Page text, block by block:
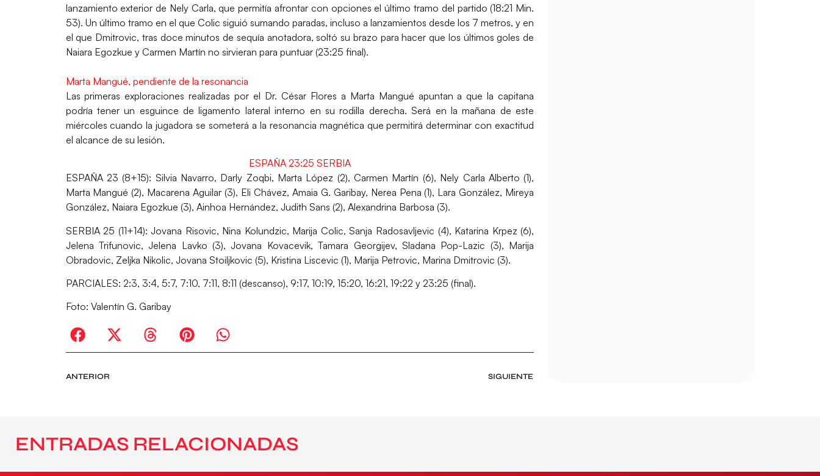
lanzamiento exterior de Nely Carla, que permitía afrontar con opciones el último tramo del partido (18:21 Min.
53). Un último tramo en el que Colic siguió sumando paradas, incluso a lanzamientos desde los 7 metros, y en
el que Dmitrovic, tras doce minutos de sequía anotadora, soltó su brazo para hacer que los últimos goles de
Naiara Egozkue y Carmen Martín no sirvieran para puntuar (23:25 final).
Marta Mangué, pendiente de la resonancia
Las primeras exploraciones realizadas por el Dr. César Flores a Marta Mangué apuntan a que la capitana
podría tener un esguince de ligamento lateral interno en su rodilla derecha. Será en la mañana de este
miércoles cuando la jugadora se someterá a la resonancia magnética que permitirá determinar con exactitud
el alcance de su lesión.
ESPAÑA 23:25 SERBIA
ESPAÑA 23 (8+15): Silvia Navarro, Darly Zoqbi, Marta López (2), Carmen Martín (6), Nely Carla Alberto (1),
Marta Mangué (2), Macarena Aguilar (3), Eli Chávez, Amaia G. Garibay, Nerea Pena (1), Lara González, Mireya
González, Naiara Egozkue (3), Ainhoa Hernández, Judith Sans (2), Alexandrina Barbosa (3).
SERBIA 25 (11+14): Jovana Risovic, Nina Kolundzic, Marija Colic, Sanja Radosavljevic (4), Katarina Krpez (6),
Jelena Trifunovic, Jelena Lavko (3), Jovana Kovacevik, Tamara Georgijev, Sladana Pop-Lazic (3), Marija
Obradovic, Zeljka Nikolic, Jovana Stoiljkovic (5), Kristina Liscevic (1), Marija Petrovic, Marina Dmitrovic (3).
PARCIALES: 2:3, 3:4, 5:7, 7:10, 7:11, 8:11 (descanso), 9:17, 10:19, 15:20, 16:21, 19:22 y 23:25 (final).
Foto: Valentín G. Garibay
ANTERIOR SIGUIENTE
ENTRADAS RELACIONADAS